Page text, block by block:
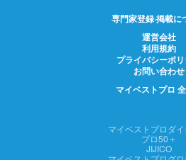
専門家登録·掲載に
運営会社
利用規約
プライバシーポ
お問い合わせ
マイベストプロ
マイベストプロダイ
プロ50＋
JIJICO